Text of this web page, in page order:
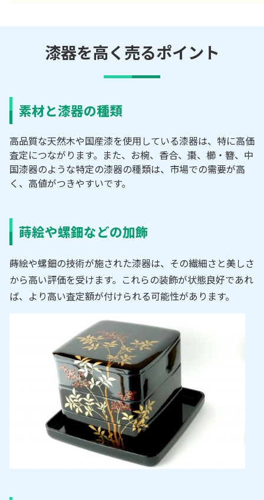
漆器を高く売るポイント
素材と漆器の種類
高品質な天然木や国産漆を使用している漆器は、特に高価
査定につながります。また、 お椀、香合、棗、櫛・簪、中
国漆器のような特定の漆器の種類は、市場での需要が高
く、高値がつきやすいです。
蒔絵や螺鈿などの加飾
蒔絵や螺鈿の技術が施された漆器は、その繊細さと美しさ
から高い評価を受けます。これらの装飾が状態良好であれ
ば、より高い査定額が付けられる可能性があります。